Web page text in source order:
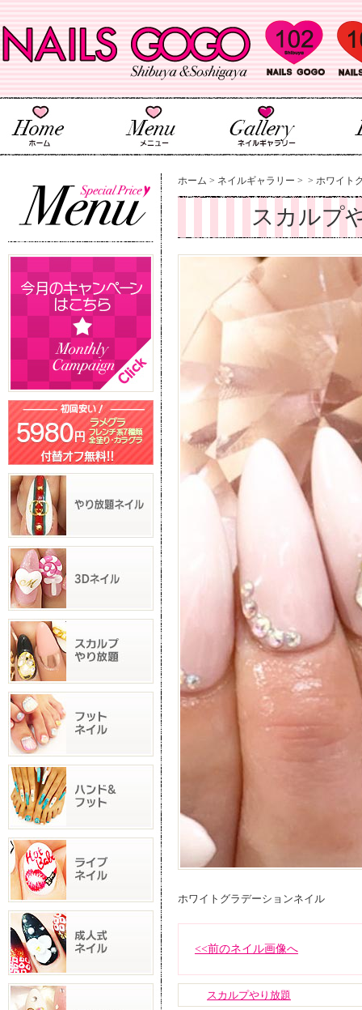
ホーム > ネイルギャラリー > > ホワイト
スカルプ
ホワイトグラデーションネイル
<<前のネイル画像へ
スカルプやり放題